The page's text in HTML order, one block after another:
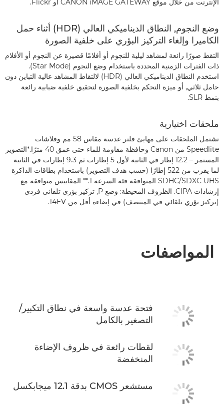
الإنترنت من خلال موقع CANON iMAGE GATEWAY أو Flickr.
وضع النجوم, النطاق الديناميكي العالي (HDR) أثناء حمل
الكاميرا وإلغاء التركيز البؤري على خلفية الصورة
التقط صورًا رائعة لمشاهد ليلية للنجوم أو أفلامًا قصيرة عن النجوم أو الأفلام
ذات الفترات الزمنية المحددة باستخدام وضع النجوم (Star Mode).
استخدم النطاق الديناميكي العالي (HDR) لالتقاط المشاهد عالية التباين دون
حامل ثلاثي, أو ميزة التحكم بخلفية الصورة لتحقيق خلفية ضبابية رائعة
بنمط SLR.
ملحقات اختيارية
تشتمل الملحقات على مهايئ فلتر عدسة مقاس 58 مم وفلاشات
Speedlite من Canon وحافظة مقاومة للماء حتى عمق 40 مترًا.*التصوير
المستمر – 12.2 إطار في الثانية لأول 5 إطارات ثم 9.3 إطارات في الثانية
لما يقرب من 522 إطارًا (حسب هدف التصوير) باستخدام بطاقات الذاكرة
SDHC/SDXC UHS المتوافقة فئة السرعة 1.** المقاييس متوافقة مع
إرشادات CIPA. الظروف المحيطة: وضع P, تركيز بؤري تلقائي فردي
(تركيز بؤري تلقائي في المنتصف) في إضاءة أقل من 14EV.
المواصفات
فتحة عدسة واسعة في نطاق التكبير/
التصغير بالكامل
لقطات رائعة في ظروف الإضاءة
المنخفضة
مستشعر CMOS بدقة 12.1 ميجابكسل